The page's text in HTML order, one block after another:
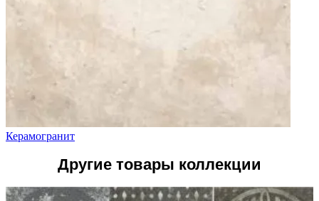
Керамогранит
Другие товары коллекции